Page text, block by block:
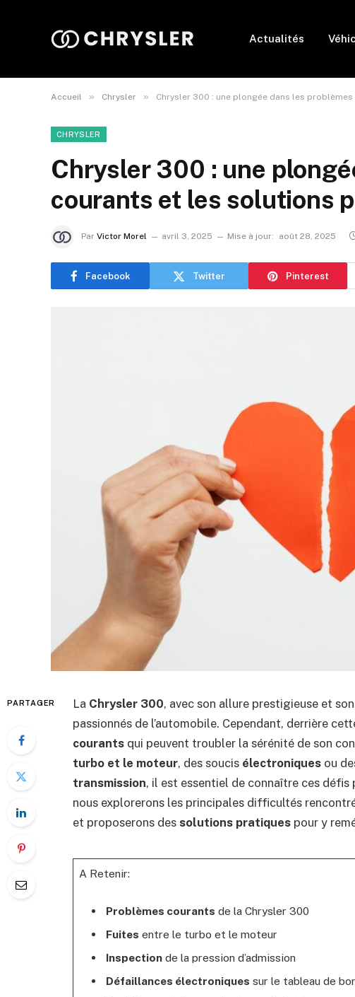
Actualités
Accueil » Chrysler » Chrysler 300 : une plongée dans les
CHRYSLER
Chrysler 300 : une
courants et les solutions
Par Victor Morel avril 3, 2025 Mise à jour: août 28, 2025
Facebook Twitter Pinterest
PARTAGER La Chrysler 300, avec son allure prestigieuse et
passionnés de l’automobile. Cependant, derrière
courants qui peuvent troubler la sérénité de son
turbo et le moteur, des soucis électroniques ou
transmission, il est essentiel de connaître ces
nous explorerons les principales difficultés
et proposerons des solutions pratiques pour y
A Retenir:
Problèmes courants de la Chrysler 300
Fuites entre le turbo et le moteur
Inspectionde la pression d’admission
Défaillances électroniques sur le tableau de